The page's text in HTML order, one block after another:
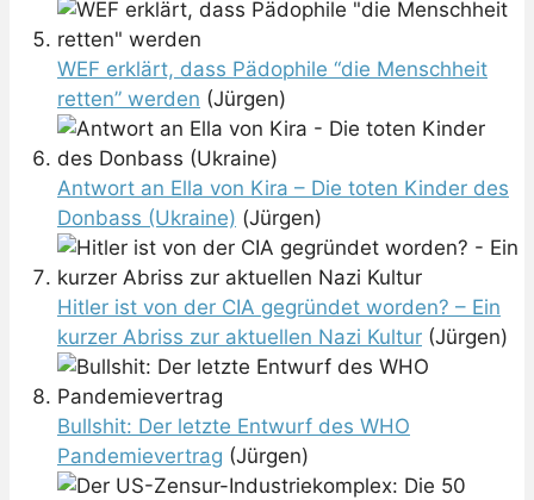
WEF erklärt, dass Pädophile “die Menschheit
retten” werden (Jürgen)
Antwort an Ella von Kira – Die toten Kinder des
Donbass (Ukraine) (Jürgen)
Hitler ist von der CIA gegründet worden? – Ein
kurzer Abriss zur aktuellen Nazi Kultur (Jürgen)
Bullshit: Der letzte Entwurf des WHO
Pandemievertrag (Jürgen)